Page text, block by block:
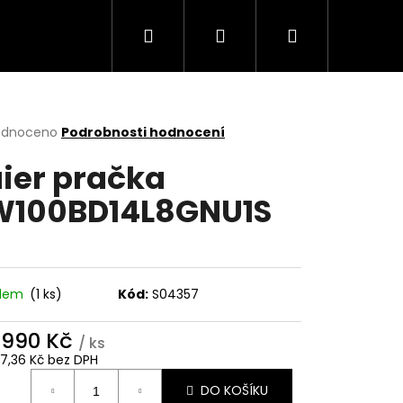
Mikrovlnné trouby
Hledat PřihlášeníNákupní
Podrobnosti hodnocení
pračka
(1 ks) Kód: S04357
Kč / ks
Kč bez DPH
DO KOŠÍKU